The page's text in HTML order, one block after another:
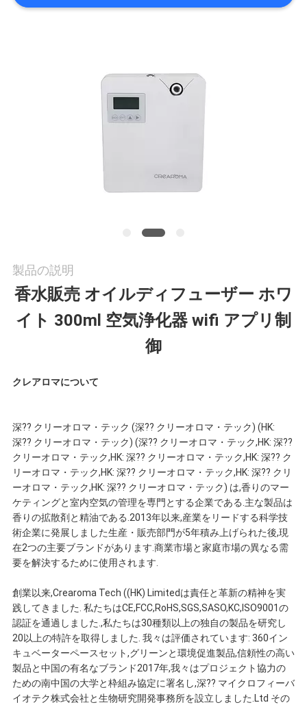
品
私
達
に
連
絡
し
な
さ
い
製品の説明
香水販売 オイルディフューザー ホワ
イト 300ml 空気浄化器 wifi アプリ制
御
クレアロマについて
深?? クリーオロマ・テック (深?? クリーオロマ・テック) (HK:
深?? クリーオロマ・テック) (深?? クリーオロマ・テック,HK: 深??
クリーオロマ・テック,HK: 深?? クリーオロマ・テック,HK: 深?? ク
リーオロマ・テック,HK: 深?? クリーオロマ・テック,HK: 深?? クリ
ーオロマ・テック,HK: 深?? クリーオロマ・テック) は,香りのマー
ケティングと室内空気の管理を専門とする企業である.主な製品は
香りの拡散剤と精油である.2013年以来,産業をリードする科学技
術企業に発展しました生産・販売部門が5年積み上げられた後,現
在2つの主要ブランドがあります.商業市場と家庭市場の異なる需
要を解決するために使用されます.
創業以来,Crearoma Tech ((HK) Limitedは責任と革新の精神を実
践してきました. 私たちはCE,FCC,RoHS,SGS,SASO,KC,ISO9001の
認証を通過しました.,私たちは30種類以上の独自の製品を研究し
20以上の特許を取得しました. 我々は評価されています: 360イン
キュベーターペースセット,グリーンと環境促進製品,信頼性の高い
製品と中国の有名なブランド2017年,我々はプロジェクト協力の
ための南中国の大学と枠組み協定に署名し,深?? マイクロフィーバ
イオテク株式会社と生物研究開発事務所を設立しました.Ltd その